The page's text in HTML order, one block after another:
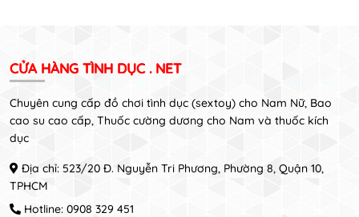
CỬA HÀNG TÌNH DỤC . NET
Chuyên cung cấp đồ chơi tình dục (sextoy) cho Nam Nữ, Bao
cao su cao cấp, Thuốc cường dương cho Nam và thuốc kích
dục
Địa chỉ: 523/20 Đ. Nguyễn Tri Phương, Phường 8, Quận 10,
TPHCM
Hotline: 0908 329 451